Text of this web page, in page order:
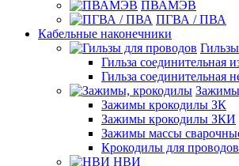
ПВАМЭВ
ПГВА / ПВА
Кабельные наконечники
Гильза соединительная
Гильза соединительная
Зажимы крокодилы ЗК
Зажимы крокодилы ЗКИ
Зажимы массы
Крокодилы для
НВИ